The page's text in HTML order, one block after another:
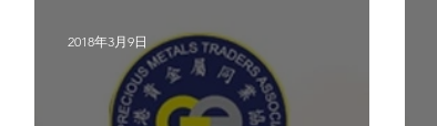
2018年3月9日